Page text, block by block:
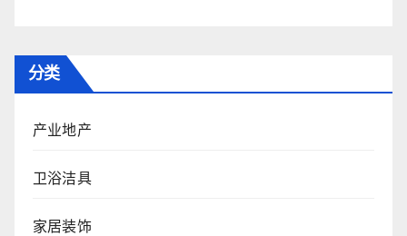
分类
产业地产
卫浴洁具
家居装饰